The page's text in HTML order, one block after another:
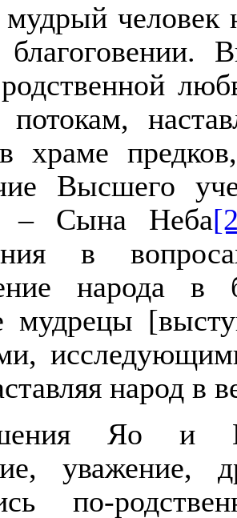
человек
храме
Высшего
– Сына Неба
в
народа в
мудрецы
народ в
Яо и
по-